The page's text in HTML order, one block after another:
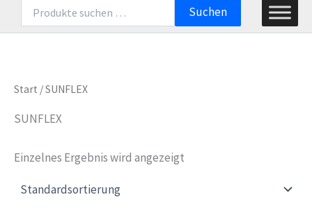
nach:
Suchen
Start / SUNFLEX
SUNFLEX
Einzelnes Ergebnis wird angezeigt